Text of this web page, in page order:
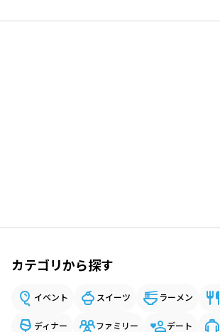
カテゴリから探す
イベント スイーツ ラーメン
ディナー ファミリー デート